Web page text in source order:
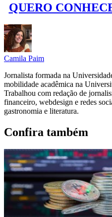
QUERO
Camila Paim
Jornalista formada na
mobilidade acadêmica na
Trabalhou com redação de
financeiro, webdesign e redes
gastronomia e literatura.
Confira também